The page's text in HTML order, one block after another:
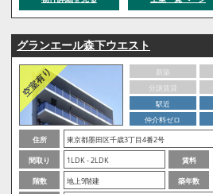
グランエール森下ウエスト
新築
分譲賃貸
駅近
仲介料ゼロ
住所
東京都墨田区千歳3丁目4番2号
間取り
1LDK - 2LDK 賃料
階数
地上9階建 築年数